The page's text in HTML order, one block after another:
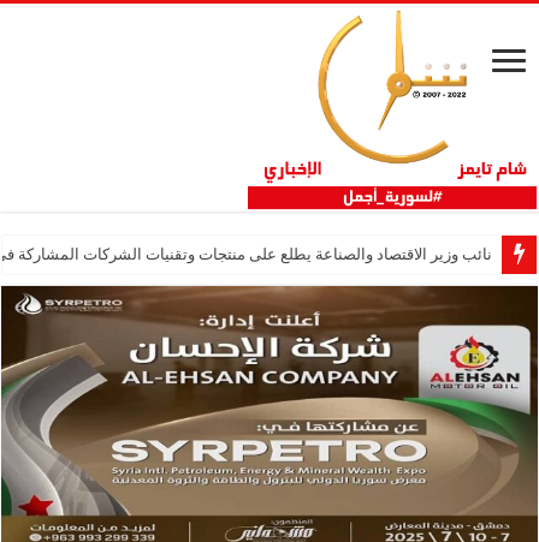
نائب وزير الاقتصاد والصناعة يطلع على منتجات وتقنيات الشركات المشاركة في